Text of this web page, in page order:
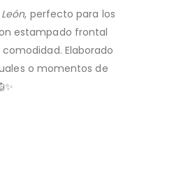
León, perfecto para los
estampado frontal
Elaborado
o momentos de